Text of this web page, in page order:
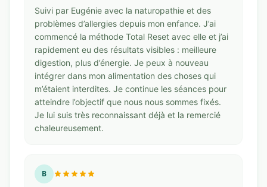
Suivi par Eugénie avec la naturopathie et des
problèmes d’allergies depuis mon enfance. J’ai
commencé la méthode Total Reset avec elle et j’ai
rapidement eu des résultats visibles : meilleure
digestion, plus d’énergie. Je peux à nouveau
intégrer dans mon alimentation des choses qui
m’étaient interdites. Je continue les séances pour
atteindre l’objectif que nous nous sommes fixés.
Je lui suis très reconnaissant déjà et la remercié
chaleureusement.
B